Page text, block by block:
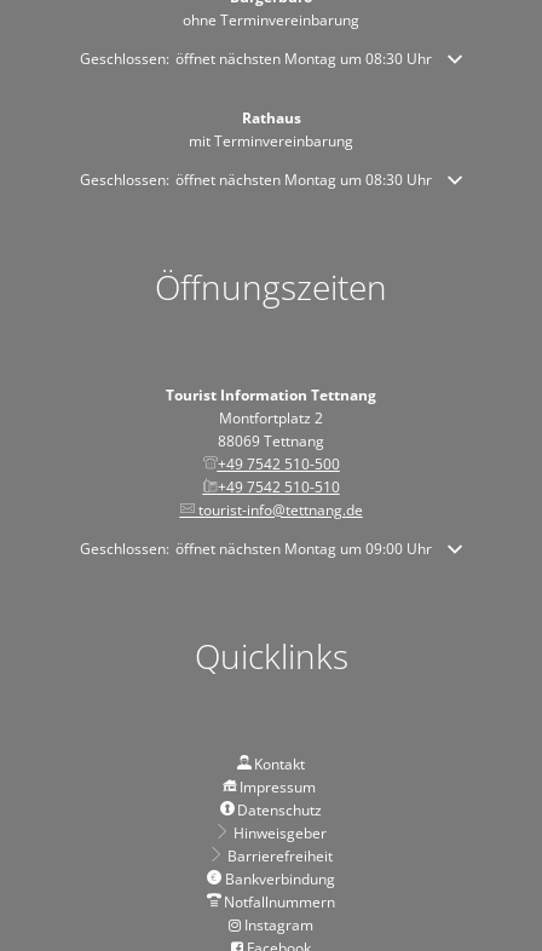
ohne Terminvereinbarung
Klicken, um weitere Öffnungs- oder Schließzeiten auszublenden
Geschlossen: öffnet nächsten Montag um 08:30 Uhr
Rathaus
mit Terminvereinbarung
Klicken, um weitere Öffnungs- oder Schließzeiten auszublenden
Geschlossen: öffnet nächsten Montag um 08:30 Uhr
Öffnungszeiten
Tourist Information Tettnang
Montfortplatz 2
88069 Tettnang
+49 7542 510-500
+49 7542 510-510
tourist-info@tettnang.de
Klicken, um weitere Öffnungs- oder Schließzeiten auszublenden
Geschlossen: öffnet nächsten Montag um 09:00 Uhr
Quicklinks
Kontakt
Impressum
Datenschutz
Hinweisgeber
Barrierefreiheit
Bankverbindung
Notfallnummern
Instagram